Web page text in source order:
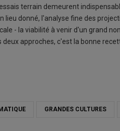
terrain demeurent
lieu donné, l'analyse fine des
- la viabilité à venir d'un grand
deux approches, c'est la bonne
GRANDES CULTURES